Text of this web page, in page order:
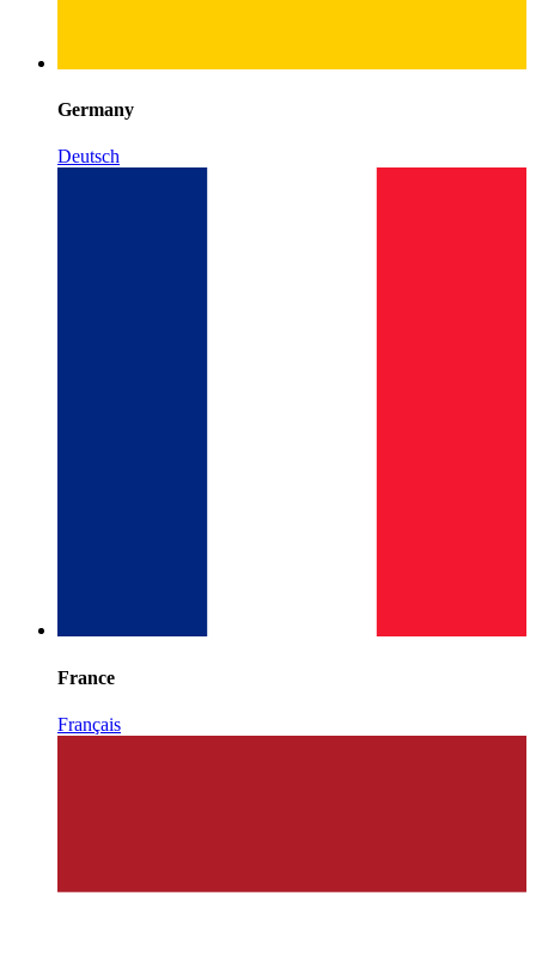
Germany
Deutsch
France
Français